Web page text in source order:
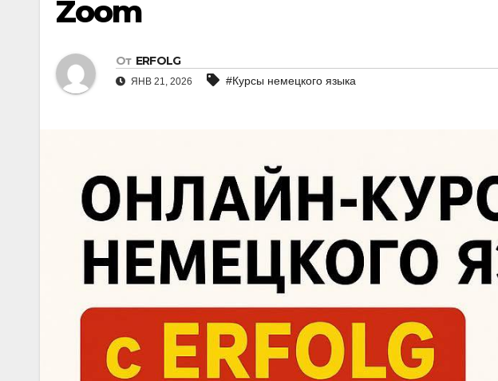
Zoom
От ERFOLG
ЯНВ 21, 2026 #Курсы немецкого языка